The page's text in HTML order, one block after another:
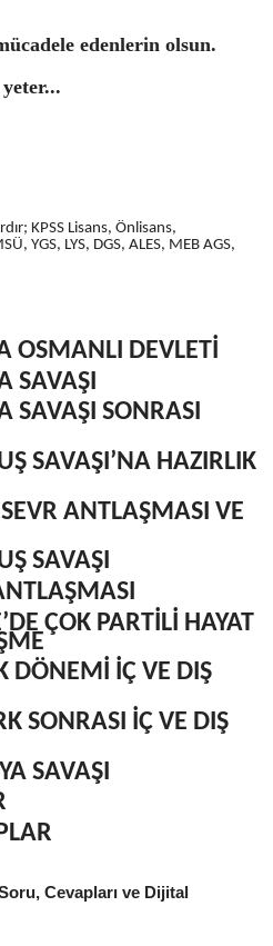
edenlerin olsun.
KPSS Lisans, Önlisans,
YGS, LYS, DGS, ALES, MEB AGS,
OSMANLI DEVLETİ
SAVAŞI
SAVAŞI SONRASI
SAVAŞI’NA HAZIRLIK
ANTLAŞMASI VE
SAVAŞI
ÇOK PARTİLİ HAYAT
DÖNEMİ İÇ VE DIŞ
SONRASI İÇ VE DIŞ
SAVAŞI
Cevapları ve Dijital